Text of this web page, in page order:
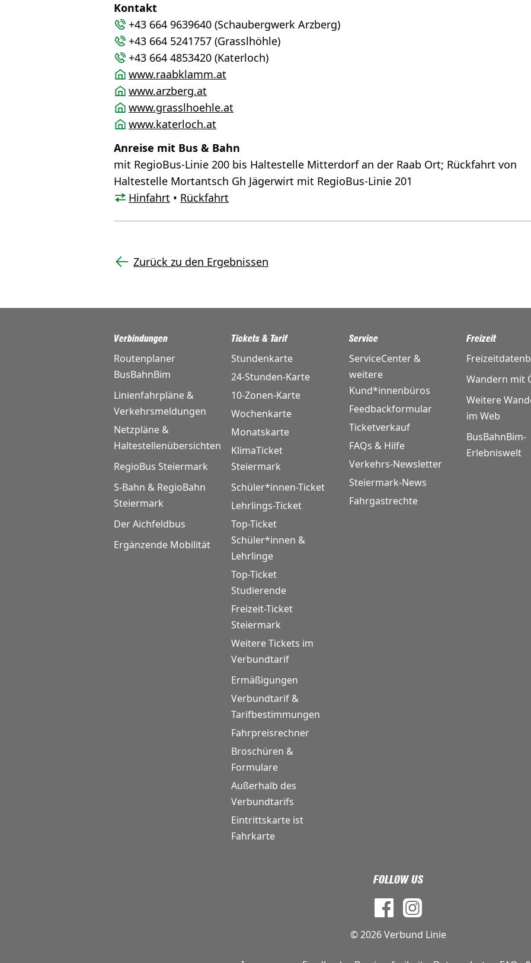
Kontakt
+43 664 9639640 (Schaubergwerk Arzberg)
+43 664 5241757 (Grasslhöhle)
+43 664 4853420 (Katerloch)
www.raabklamm.at
www.arzberg.at
www.grasslhoehle.at
www.katerloch.at
Anreise mit Bus & Bahn
mit RegioBus-Linie 200 bis Haltestelle Mitterdorf an der Raab Ort; Rückfahrt von
Haltestelle Mortantsch Gh Jägerwirt mit RegioBus-Linie 201
Hinfahrt • Rückfahrt
Zurück zu den Ergebnissen
Verbindungen
Routenplaner
BusBahnBim
Linienfahrpläne &
Verkehrsmeldungen
Netzpläne &
Haltestellenübersichten
RegioBus Steiermark
S-Bahn & RegioBahn
Steiermark
Der Aichfeldbus
Ergänzende Mobilität
Tickets & Tarif
Stundenkarte
24-Stunden-Karte
10-Zonen-Karte
Wochenkarte
Monatskarte
KlimaTicket
Steiermark
Schüler*innen-Ticket
Lehrlings-Ticket
Top-Ticket
Schüler*innen &
Lehrlinge
Top-Ticket
Studierende
Freizeit-Ticket
Steiermark
Weitere Tickets im
Verbundtarif
Ermäßigungen
Verbundtarif &
Tarifbestimmungen
Fahrpreisrechner
Broschüren &
Formulare
Außerhalb des
Verbundtarifs
Eintrittskarte ist
Fahrkarte
Service
ServiceCenter &
weitere
Kund*innenbüros
Feedbackformular
Ticketverkauf
FAQs & Hilfe
Verkehrs-Newsletter
Steiermark-News
Fahrgastrechte
Freizeit
Wandern mit
Weitere
im Web
BusBahnBim-
Erlebniswelt
FOLLOW US
© 2026 Verbund Linie